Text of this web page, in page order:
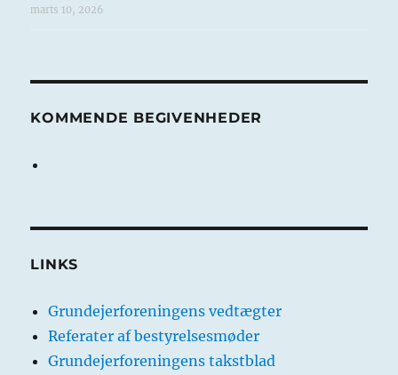
marts 10, 2026
KOMMENDE BEGIVENHEDER
LINKS
Grundejerforeningens vedtægter
Referater af bestyrelsesmøder
Grundejerforeningens takstblad